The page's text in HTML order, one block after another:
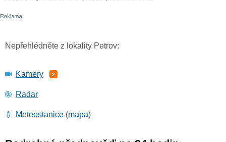
Nepřehlédněte z lokality Petrov:
Kamery 2
Radar
Meteostanice (mapa)